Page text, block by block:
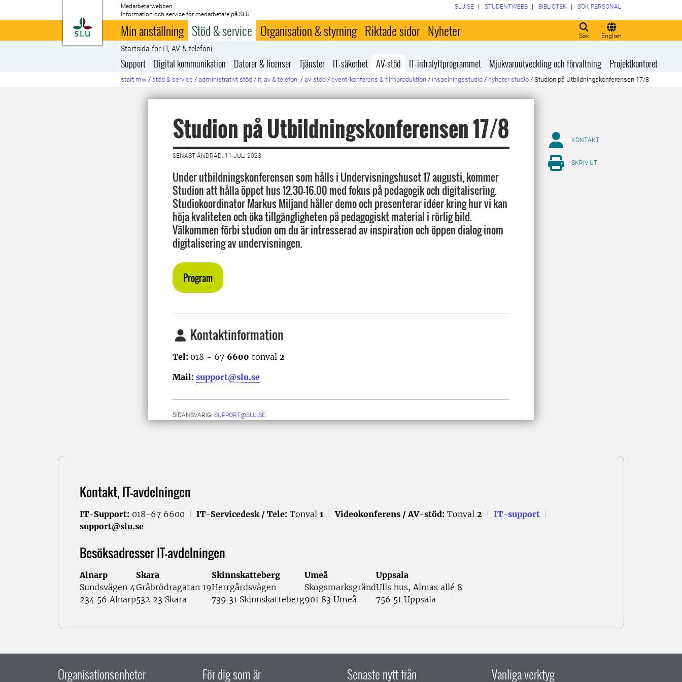
Till startsida
Medarbetarwebben
Information och service för medarbetare på SLU
Sök English
SLU.SE STUDENTWEBB BIBLIOTEK SÖK PERSONAL
Min anställning Stöd & service Organisation & styrning Riktade sidor Nyheter
Startsida för IT, AV & telefoni
Support Digital kommunikation Datorer & licenser Tjänster IT-säkerhet AV-stöd IT-infralyftprogrammet Mjukvaruutveckling och förvaltning Projektkontoret
start mw / stöd & service / administrativt stöd / it, av & telefoni / av-stöd / event/konferens & filmproduktion / inspelningsstudio / nyheter studio / Studion på Utbildningskonferensen 17/8
Studion på Utbildningskonferensen 17/8
SENAST ÄNDRAD: 11 JULI 2023
Under utbildningskonferensen som hålls i Undervisningshuset 17 augusti, kommer
Studion att hålla öppet hus 12.30–16.00 med fokus på pedagogik och digitalisering.
Studiokoordinator Markus Miljand håller demo och presenterar idéer kring hur vi kan
höja kvaliteten och öka tillgängligheten på pedagogiskt material i rörlig bild.
Välkommen förbi studion om du är intresserad av inspiration och öppen dialog inom
digitalisering av undervisningen.
Program
Kontaktinformation
Tel: 018 - 67 6600 tonval 2
Mail: support@slu.se
SIDANSVARIG: SUPPORT@SLU.SE
KONTAKT
SKRIV UT
Kontakt, IT-avdelningen
IT-Support: 018-67 6600 IT-Servicedesk / Tele: Tonval 1 Videokonferens / AV-stöd: Tonval 2 IT-support
support@slu.se
Besöksadresser IT-avdelningen
Alnarp
Sundsvägen 4
234 56 Alnarp
Skara
Gråbrödragatan 19
532 23 Skara
Skinnskatteberg
Herrgårdsvägen
739 31 Skinnskatteberg
Umeå
Skogsmarksgränd
901 83 Umeå
Uppsala
Ulls hus, Almas allé 8
756 51 Uppsala
Organisationsenheter För dig som är Senaste nytt från Vanliga verktyg